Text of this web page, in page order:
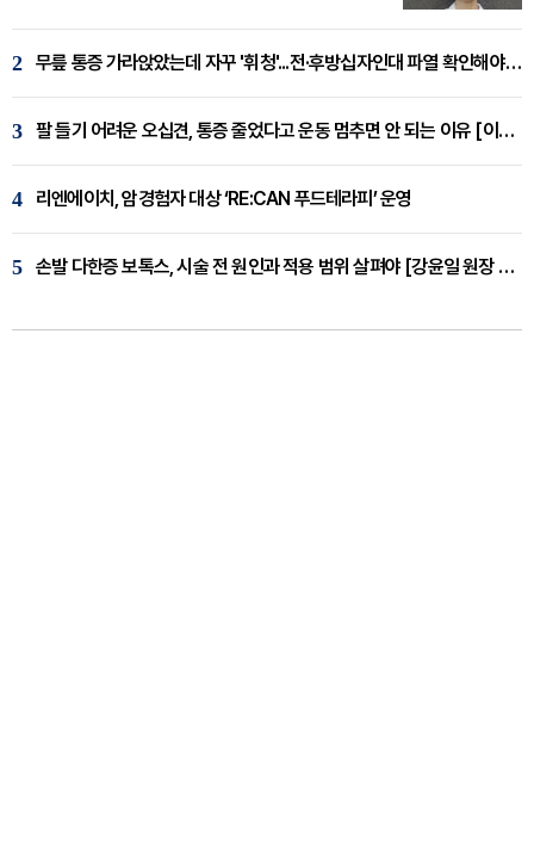
2 무릎 통증 가라앉았는데 자꾸 '휘청'...전·후방십자인대 파열 확인해야 [곽우경 원장 칼럼]
3 팔 들기 어려운 오십견, 통증 줄었다고 운동 멈추면 안 되는 이유 [이병욱 원장 칼럼]
4 리엔에이치, 암경험자 대상 ‘RE:CAN 푸드테라피’ 운영
5 손발 다한증 보톡스, 시술 전 원인과 적용 범위 살펴야 [강윤일 원장 칼럼]